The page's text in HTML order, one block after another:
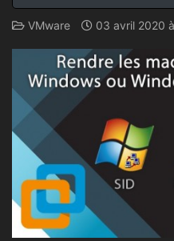
VMware 03 avril 2020